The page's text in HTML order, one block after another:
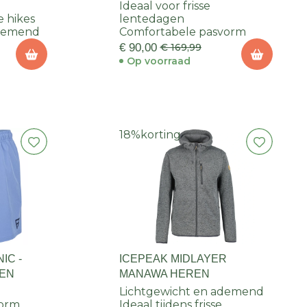
hikes
Ideaal voor frisse
lentedagen
Comfortabele pasvorm
€ 90,00 € 169,99
Op voorraad
-
18% korting
ICEPEAK MIDLAYER
MANAWA HEREN
Lichtgewicht en ademend